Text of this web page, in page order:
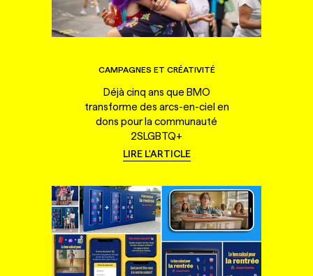
CAMPAGNES ET CRÉATIVITÉ
Déjà cinq ans que BMO
transforme des arcs-en-ciel en
dons pour la communauté
2SLGBTQ+
LIRE L'ARTICLE